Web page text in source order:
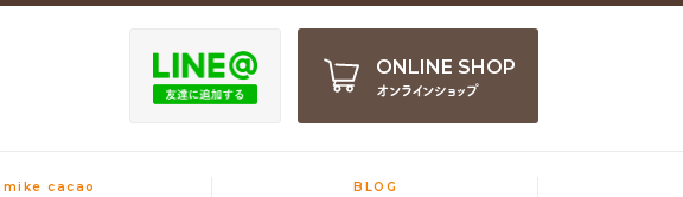
ONLINE SHOP
オンラインショップ
mike cacao BLOG